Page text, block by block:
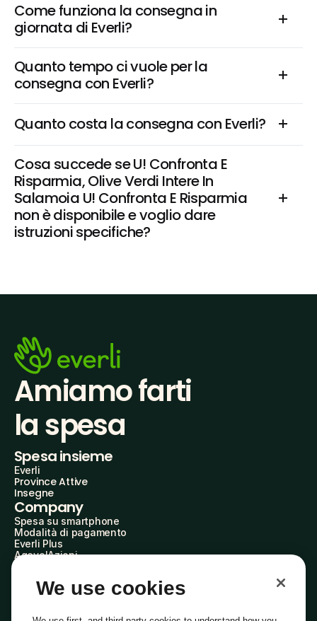
Come funziona la consegna in
giornata di Everli?
Quanto tempo ci vuole per la
consegna con Everli?
Quanto costa la consegna con Everli?
Cosa succede se U! Confronta E
Risparmia, Olive Verdi Intere In
Salamoia U! Confronta E Risparmia
non è disponibile e voglio dare
istruzioni specifiche?
Amiamo farti
la spesa
Spesa insieme
Everli
Province Attive
Insegne
Company
Spesa su smartphone
Modalità di pagamento
Everli Plus
AgevolAzioni
Everli Shoppers
Scopri chi siamo
We use cookies